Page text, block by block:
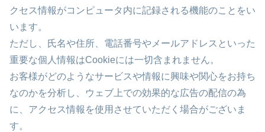
クセス情報がコンピュータ内に記録される機能のことをい
います。
ただし、氏名や住所、電話番号やメールアドレスといった
重要な個人情報はCookieには一切含まれません。
お客様がどのようなサービスや情報に興味や関心をお持ち
なのかを分析し、ウェブ上での効果的な広告の配信の為
に、アクセス情報を使用させていただく場合がございま
す。